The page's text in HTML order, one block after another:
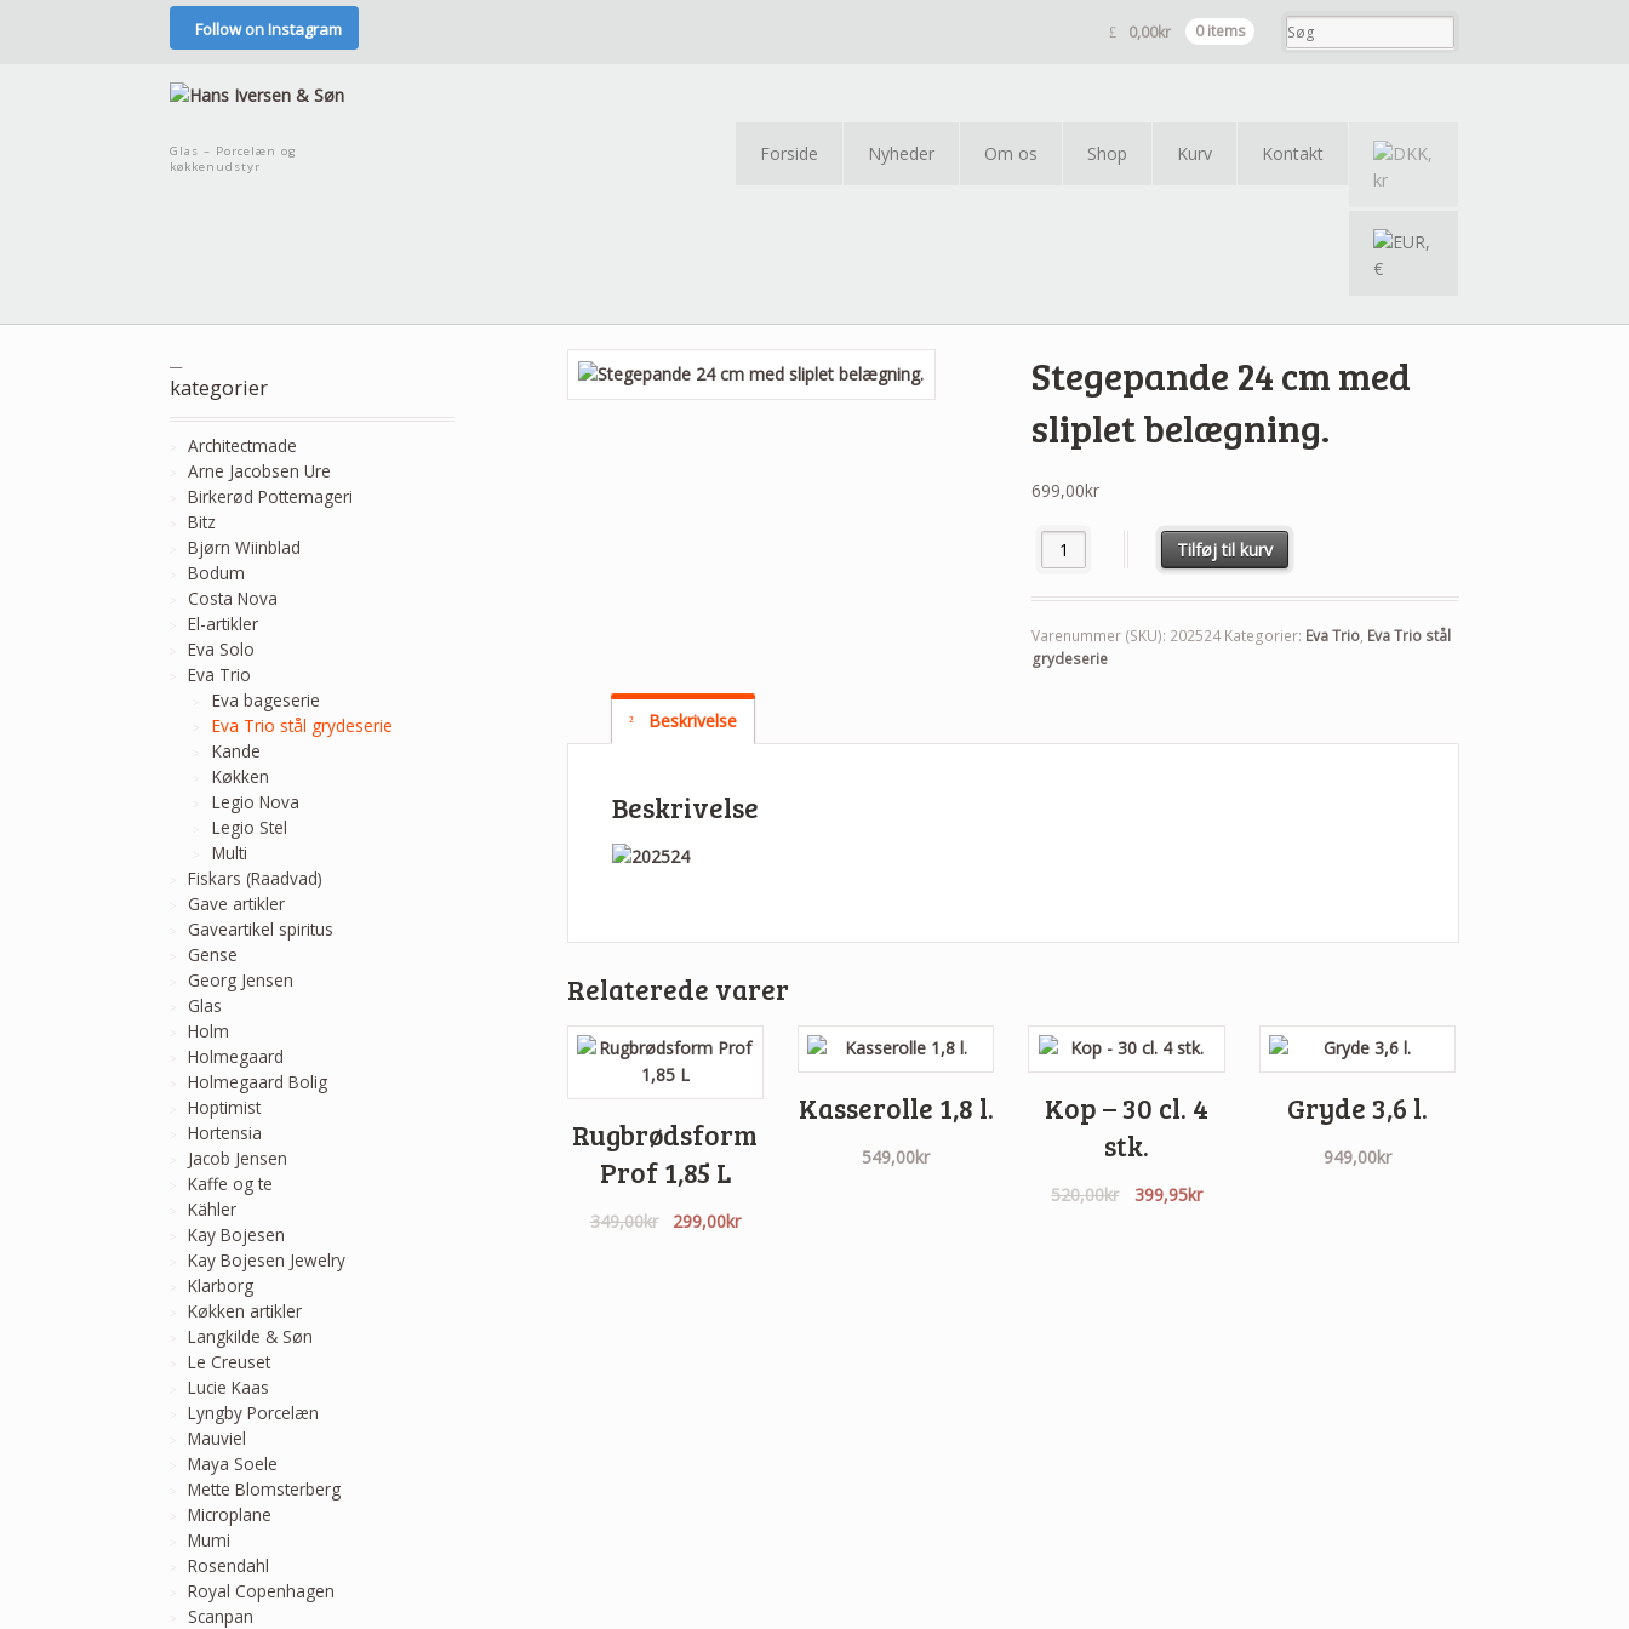
Follow on Instagram 0,00kr 0 items
Glas – Porcelæn og
køkkenudstyr
Forside Nyheder Om os Shop Kurv Kontakt
Stegepande 24 cm med
sliplet belægning.
699,00kr
Stegepande 24 cm med sliplet belægning. antal
Tilføj til kurv
Varenummer (SKU): 202524 Kategorier: Eva Trio, Eva Trio stål
grydeserie
Beskrivelse
Beskrivelse
Relaterede varer
Rugbrødsform
Prof 1,85 L
349,00kr
Den
299,00krDen
Kasserolle 1,8 l.
549,00kr
Kop – 30 cl. 4
stk.
520,00kr
Den
399,95krDen
Gryde 3,6 l.
949,00kr
kategorier
Architectmade
Arne Jacobsen Ure
Birkerød Pottemageri
Bitz
Bjørn Wiinblad
Bodum
Costa Nova
El-artikler
Eva Solo
Eva Trio
Eva bageserie
Eva Trio stål grydeserie
Kande
Køkken
Legio Nova
Legio Stel
Multi
Fiskars (Raadvad)
Gave artikler
Gaveartikel spiritus
Gense
Georg Jensen
Glas
Holm
Holmegaard
Holmegaard Bolig
Hoptimist
Hortensia
Jacob Jensen
Kaffe og te
Kähler
Kay Bojesen
Kay Bojesen Jewelry
Klarborg
Køkken artikler
Langkilde & Søn
Le Creuset
Lucie Kaas
Lyngby Porcelæn
Mauviel
Maya Soele
Mette Blomsterberg
Microplane
Mumi
Rosendahl
Royal Copenhagen
Scanpan